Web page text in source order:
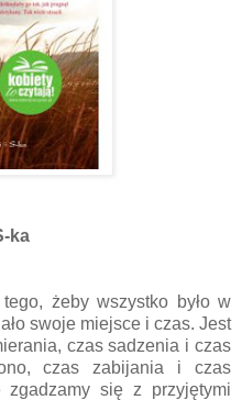
ka
żeby wszystko było w
swoje miejsce i czas. Jest
czas sadzenia i czas
czas zabijania i czas
się z przyjętymi